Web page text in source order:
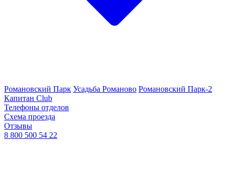
Романовский Парк Усадьба Романово Романовский Парк-2
Капитан Club
Телефоны отделов
Схема проезда
Отзывы
8 800 500 54 22